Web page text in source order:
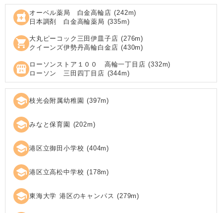
local_pharmacy オーベル薬局 白金高輪店 (242m)
日本調剤 白金高輪薬局 (335m)
shopping_cart 大丸ピーコック三田伊皿子店 (276m)
クイーンズ伊勢丹高輪白金店 (430m)
local_convenience_store ローソンストア１００ 高輪一丁目店 (332m)
ローソン 三田四丁目店 (344m)
school 枝光会附属幼稚園 (397m)
school みなと保育園 (202m)
school 港区立御田小学校 (404m)
school 港区立高松中学校 (178m)
school 東海大学 港区のキャンパス (279m)